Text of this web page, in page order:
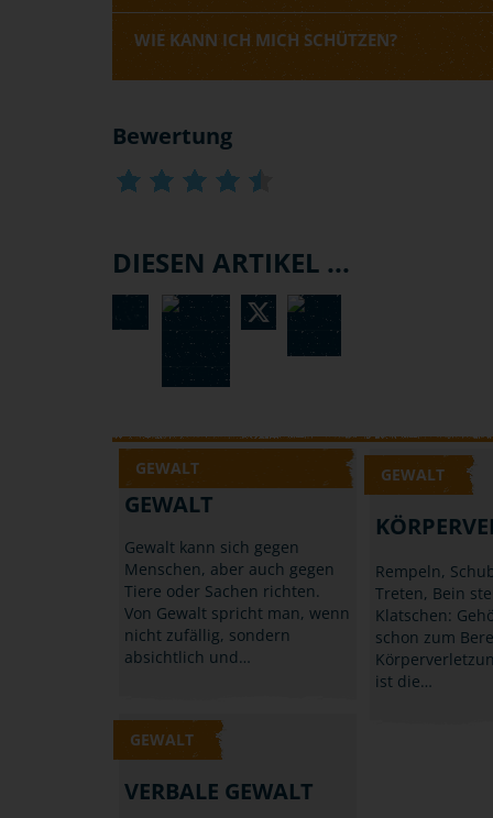
WIE KANN ICH MICH SCHÜTZEN?
Bewertung
DIESEN ARTIKEL ...
GEWALT
GEWALT
Gewalt kann sich gegen
Menschen, aber auch gegen
Tiere oder Sachen richten.
Von Gewalt spricht man, wenn
nicht zufällig, sondern
absichtlich und…
GEWALT
Rempeln,
Treten, Bein
Klatschen:
schon zum
ist die…
GEWALT
VERBALE GEWALT